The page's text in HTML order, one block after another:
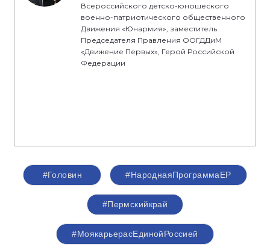
Всероссийского детско-юношеского
военно-патриотического общественного
Движения «Юнармия», заместитель
Председателя Правления ООГДДиМ
«Движение Первых», Герой Российской
Федерации
#Головин #НароднаяПрограммаЕР
#Пермскийкрай
#МоякарьерасЕдинойРоссией